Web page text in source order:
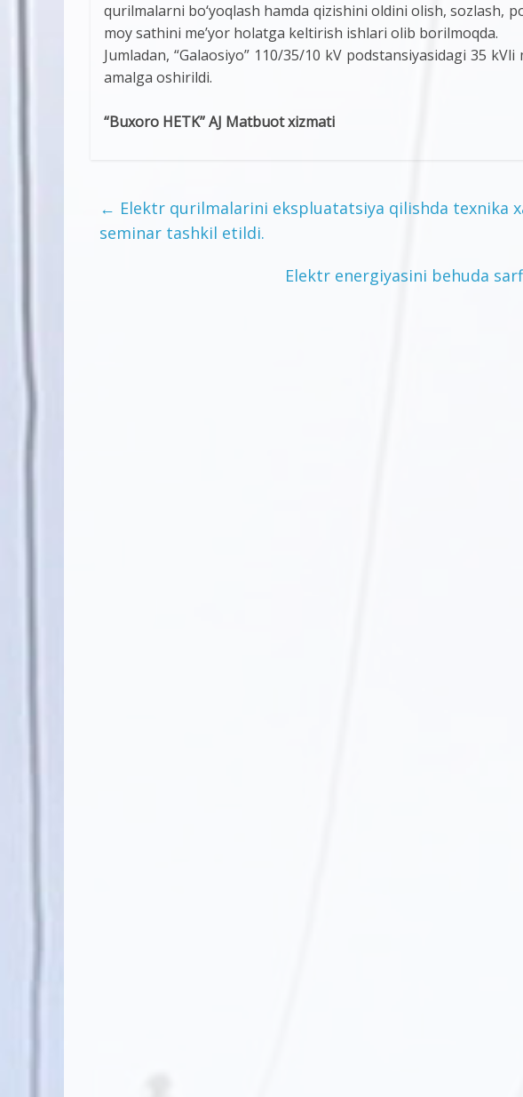
qurilmalarni bo‘yoqlash hamda qizishini oldini olish, sozlash,
moy sathini me’yor holatga keltirish ishlari olib borilmoqda.
Jumladan, “Galaosiyo” 110/35/10 kV podstansiyasidagi 35
amalga oshirildi.
“Buxoro HETK” AJ Matbuot xizmati
← Elektr qurilmalarini ekspluatatsiya qilishda texnika
seminar tashkil etildi.
Elektr energiyasini behuda